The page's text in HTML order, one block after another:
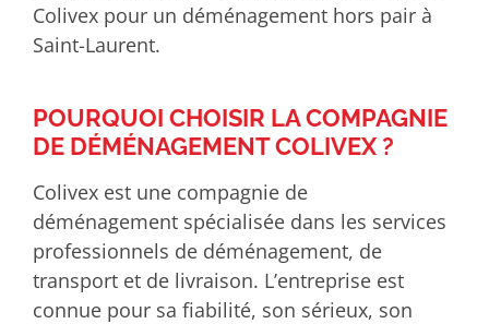
Colivex pour un déménagement hors pair à
Saint-Laurent.
POURQUOI CHOISIR LA COMPAGNIE
DE DÉMÉNAGEMENT COLIVEX ?
Colivex est une compagnie de
déménagement spécialisée dans les services
professionnels de déménagement, de
transport et de livraison. L’entreprise est
connue pour sa fiabilité, son sérieux, son